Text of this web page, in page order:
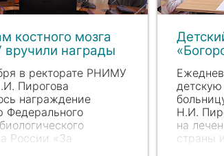
костного мозга
награды
в ректорате РНИМУ
Пирогова
награждение
Федерального
России «За
Н.И. П
на
страны